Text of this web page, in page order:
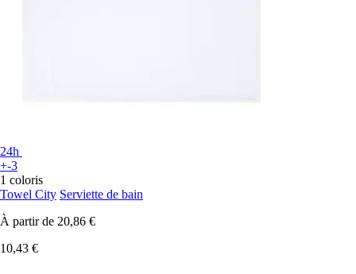
24h
+-3
1 coloris
Towel City Serviette de bain
À partir de 20,86 €
10,43 €